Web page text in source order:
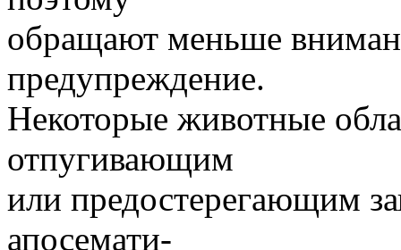
обращают меньше
предупреждение.
Некоторые животные
отпугивающим
или предостерегающим
апосемати-